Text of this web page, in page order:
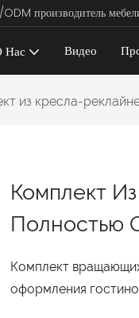
производитель
Нас Видео
из кресла-
Комплект
Полностью
Комплект
оформления